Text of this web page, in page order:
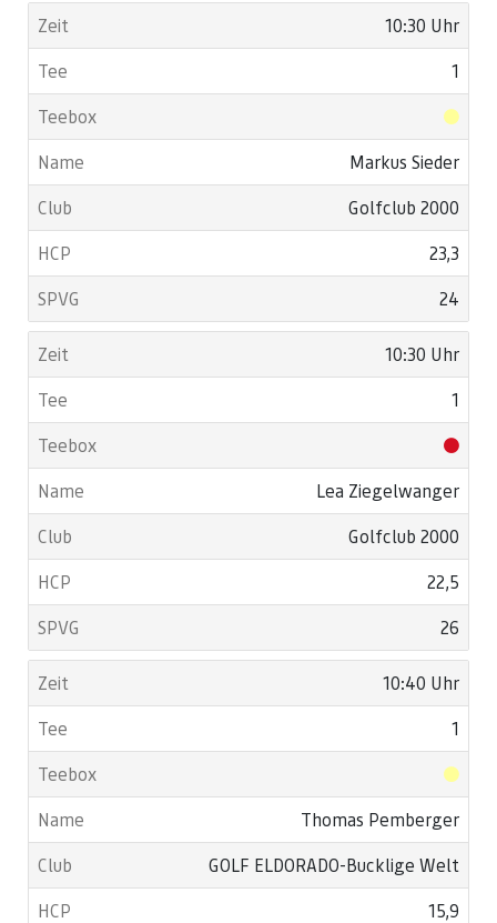
10:30 Uhr
1
Markus Sieder
Golfclub 2000
23,3
24
10:30 Uhr
1
Lea Ziegelwanger
Golfclub 2000
22,5
26
10:40 Uhr
1
Thomas Pemberger
GOLF ELDORADO-Bucklige Welt
15,9